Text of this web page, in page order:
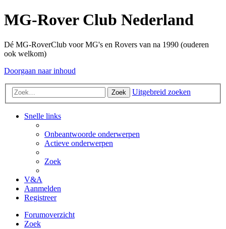
MG-Rover Club Nederland
Dé MG-RoverClub voor MG's en Rovers van na 1990 (ouderen
ook welkom)
Doorgaan naar inhoud
Zoek Uitgebreid zoeken
Snelle links
Onbeantwoorde onderwerpen
Actieve onderwerpen
Zoek
V&A
Aanmelden
Registreer
Forumoverzicht
Zoek